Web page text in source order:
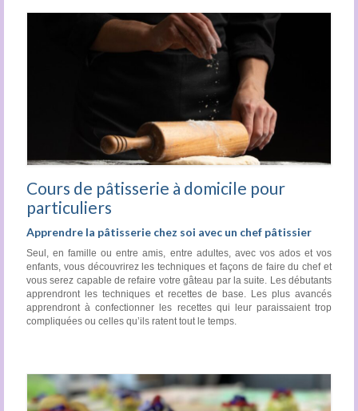
Cours de pâtisserie à domicile pour
particuliers
Apprendre la pâtisserie chez soi avec un chef pâtissier
Seul, en famille ou entre amis, entre adultes, avec vos ados et vos
enfants, vous découvrirez les techniques et façons de faire du chef et
vous serez capable de refaire votre gâteau par la suite. Les débutants
apprendront les techniques et recettes de base. Les plus avancés
apprendront à confectionner les recettes qui leur paraissaient trop
compliquées ou celles qu’ils ratent tout le temps.